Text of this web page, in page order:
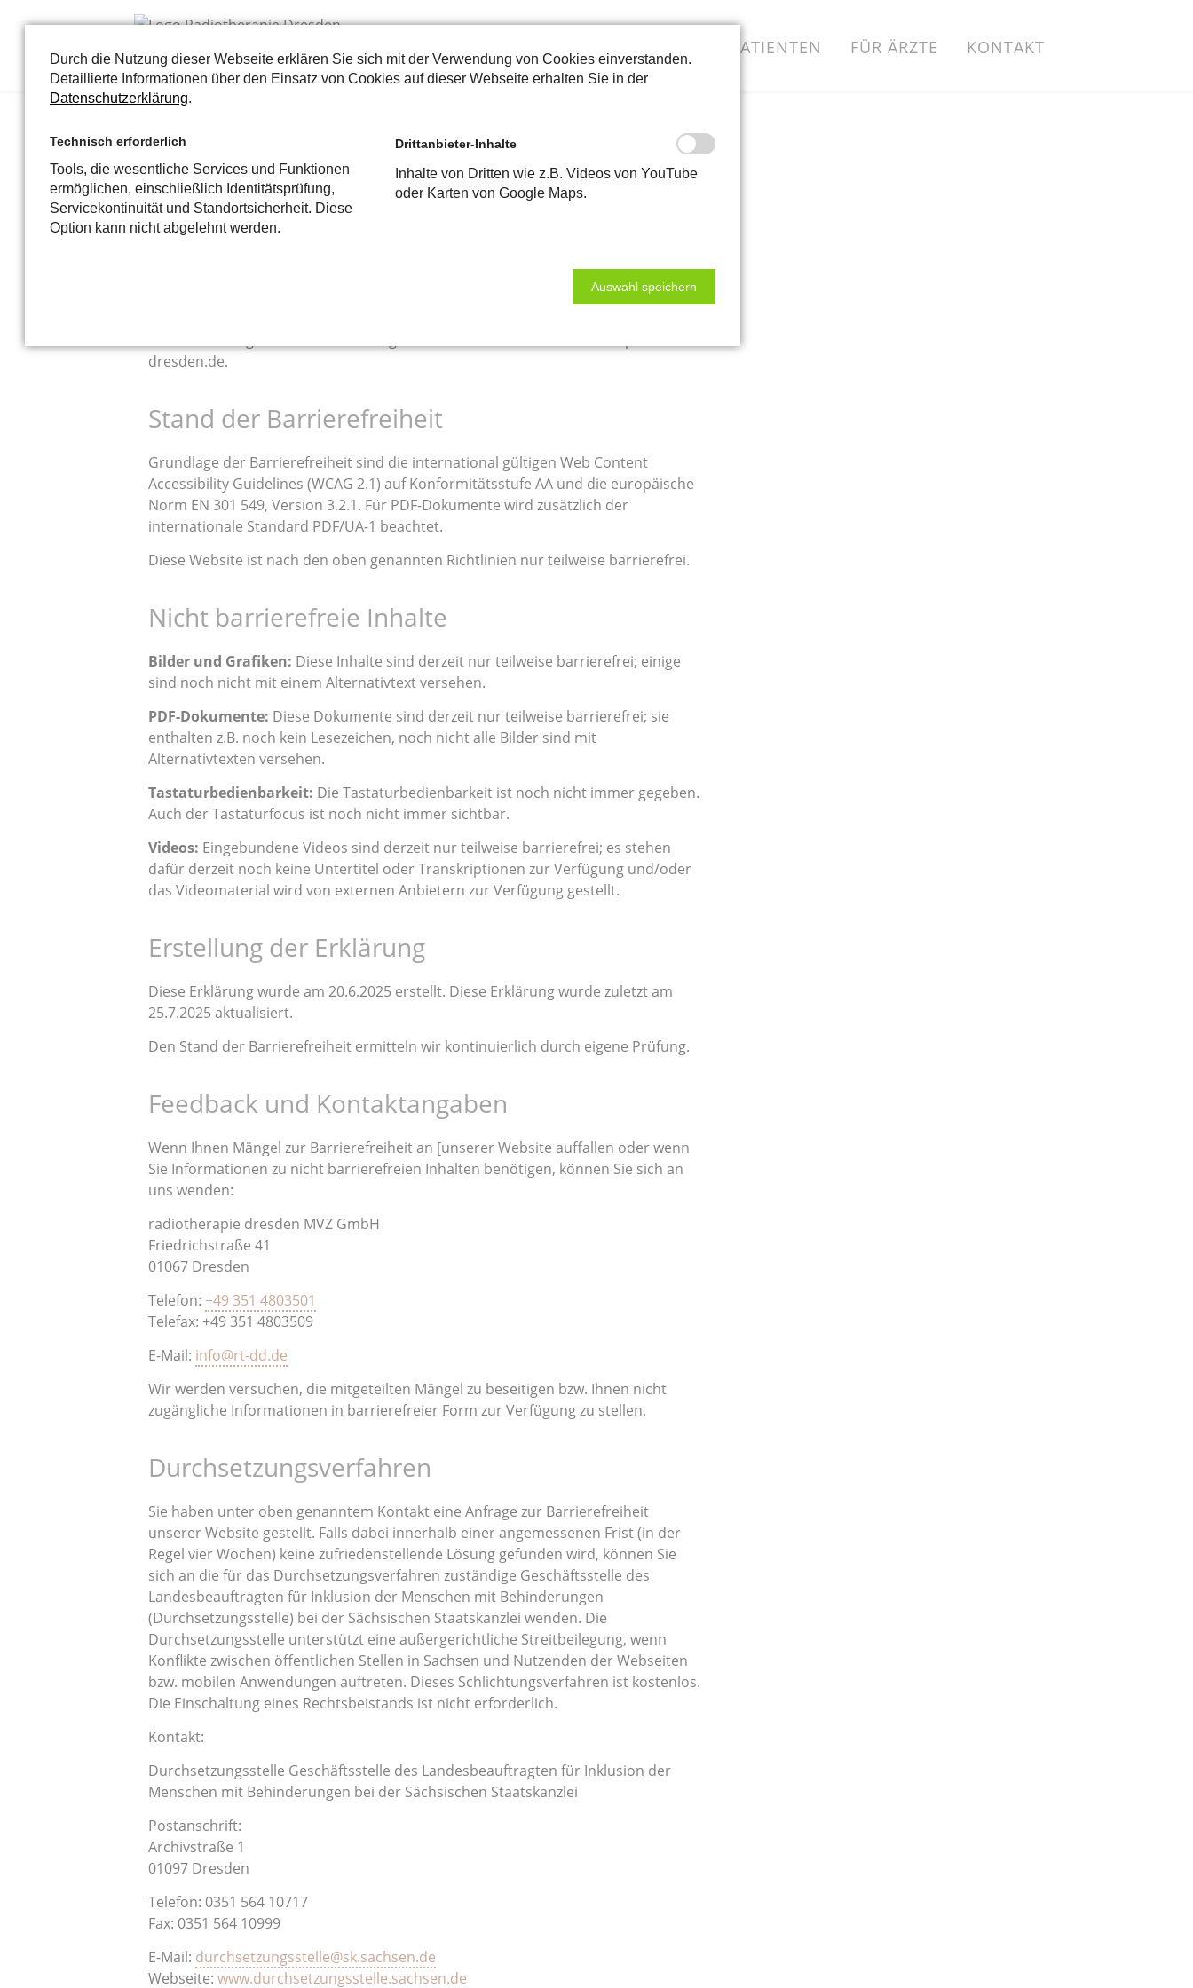
überspringen
FÜR PATIENTEN FÜR ÄRZTE KONTAKT
Erklärung zur Barrierefreiheit
Die radiotherapie dresden MVZ GmbH ist bemüht, ihre Website in
Übereinstimmung mit dem Sächsischen Inklusionsgesetz (SächsInklusG) und dem
BfWebG wird ergänzt durch die Barrierefreie-Websites-Verordnung (BfWebVO).
Diese Gesetze sind im Einklang mit der Richtlinie (EU) 2016/2102 verfasst.
dresden.de.
Stand der Barrierefreiheit
Grundlage der Barrierefreiheit sind die international gültigen Web Content
Accessibility Guidelines (WCAG 2.1) auf Konformitätsstufe AA und die europäische
Norm EN 301 549, Version 3.2.1. Für PDF-Dokumente wird zusätzlich der
internationale Standard PDF/UA-1 beachtet.
Diese Website ist nach den oben genannten Richtlinien nur teilweise barrierefrei.
Nicht barrierefreie Inhalte
Bilder und Grafiken: Diese Inhalte sind derzeit nur teilweise barrierefrei; einige
sind noch nicht mit einem Alternativtext versehen.
PDF-Dokumente: Diese Dokumente sind derzeit nur teilweise barrierefrei; sie
enthalten z.B. noch kein Lesezeichen, noch nicht alle Bilder sind mit
Alternativtexten versehen.
Tastaturbedienbarkeit: Die Tastaturbedienbarkeit ist noch nicht immer gegeben.
Auch der Tastaturfocus ist noch nicht immer sichtbar.
Videos: Eingebundene Videos sind derzeit nur teilweise barrierefrei; es stehen
dafür derzeit noch keine Untertitel oder Transkriptionen zur Verfügung und/oder
das Videomaterial wird von externen Anbietern zur Verfügung gestellt.
Erstellung der Erklärung
Diese Erklärung wurde am 20.6.2025 erstellt. Diese Erklärung wurde zuletzt am
25.7.2025 aktualisiert.
Den Stand der Barrierefreiheit ermitteln wir kontinuierlich durch eigene Prüfung.
Feedback und Kontaktangaben
Wenn Ihnen Mängel zur Barrierefreiheit an [unserer Website auffallen oder wenn
Sie Informationen zu nicht barrierefreien Inhalten benötigen, können Sie sich an
uns wenden:
radiotherapie dresden MVZ GmbH
Friedrichstraße 41
01067 Dresden
Telefon: +49 351 4803501
Telefax: +49 351 4803509
E-Mail: info@rt-dd.de
Wir werden versuchen, die mitgeteilten Mängel zu beseitigen bzw. Ihnen nicht
zugängliche Informationen in barrierefreier Form zur Verfügung zu stellen.
Durchsetzungsverfahren
Sie haben unter oben genanntem Kontakt eine Anfrage zur Barrierefreiheit
unserer Website gestellt. Falls dabei innerhalb einer angemessenen Frist (in der
Regel vier Wochen) keine zufriedenstellende Lösung gefunden wird, können Sie
sich an die für das Durchsetzungsverfahren zuständige Geschäftsstelle des
Landesbeauftragten für Inklusion der Menschen mit Behinderungen
(Durchsetzungsstelle) bei der Sächsischen Staatskanzlei wenden. Die
Durchsetzungsstelle unterstützt eine außergerichtliche Streitbeilegung, wenn
Konflikte zwischen öffentlichen Stellen in Sachsen und Nutzenden der Webseiten
bzw. mobilen Anwendungen auftreten. Dieses Schlichtungsverfahren ist kostenlos.
Die Einschaltung eines Rechtsbeistands ist nicht erforderlich.
Kontakt:
Durchsetzungsstelle Geschäftsstelle des Landesbeauftragten für Inklusion der
Menschen mit Behinderungen bei der Sächsischen Staatskanzlei
Postanschrift:
Archivstraße 1
01097 Dresden
Telefon: 0351 564 10717
Fax: 0351 564 10999
E-Mail: durchsetzungsstelle@sk.sachsen.de
Webseite: www.durchsetzungsstelle.sachsen.de
Durch die Nutzung dieser Webseite erklären Sie sich mit der Verwendung von Cookies einverstanden.
Detaillierte Informationen über den Einsatz von Cookies auf dieser Webseite erhalten Sie in der
Datenschutzerklärung.
Technisch erforderlich
Tools, die wesentliche Services und Funktionen
ermöglichen, einschließlich Identitätsprüfung,
Servicekontinuität und Standortsicherheit. Diese
Option kann nicht abgelehnt werden.
Drittanbieter-Inhalte
Inhalte von Dritten wie z.B. Videos von YouTube
oder Karten von Google Maps.
Auswahl speichern